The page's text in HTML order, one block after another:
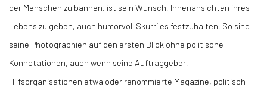
der Menschen zu bannen, ist sein Wunsch, Innenansichten ihres
Lebens zu geben, auch humorvoll Skurriles festzuhalten. So sind
seine Photographien auf den ersten Blick ohne politische
Konnotationen, auch wenn seine Auftraggeber,
Hilfsorganisationen etwa oder renommierte Magazine, politisch